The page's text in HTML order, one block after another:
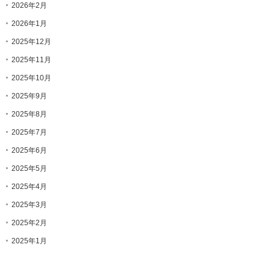
2026年2月
2026年1月
2025年12月
2025年11月
2025年10月
2025年9月
2025年8月
2025年7月
2025年6月
2025年5月
2025年4月
2025年3月
2025年2月
2025年1月